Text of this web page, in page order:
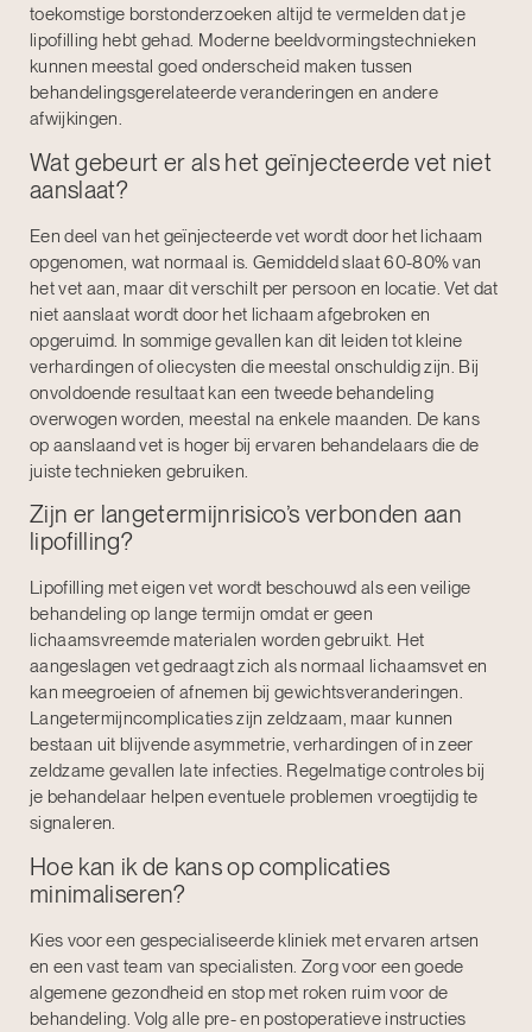
toekomstige borstonderzoeken altijd te vermelden dat je
lipofilling hebt gehad. Moderne beeldvormingstechnieken
kunnen meestal goed onderscheid maken tussen
behandelingsgerelateerde veranderingen en andere
afwijkingen.
Wat gebeurt er als het geïnjecteerde vet niet
aanslaat?
Een deel van het geïnjecteerde vet wordt door het lichaam
opgenomen, wat normaal is. Gemiddeld slaat 60-80% van
het vet aan, maar dit verschilt per persoon en locatie. Vet dat
niet aanslaat wordt door het lichaam afgebroken en
opgeruimd. In sommige gevallen kan dit leiden tot kleine
verhardingen of oliecysten die meestal onschuldig zijn. Bij
onvoldoende resultaat kan een tweede behandeling
overwogen worden, meestal na enkele maanden. De kans
op aanslaand vet is hoger bij ervaren behandelaars die de
juiste technieken gebruiken.
Zijn er langetermijnrisico’s verbonden aan
lipofilling?
Lipofilling met eigen vet wordt beschouwd als een veilige
behandeling op lange termijn omdat er geen
lichaamsvreemde materialen worden gebruikt. Het
aangeslagen vet gedraagt zich als normaal lichaamsvet en
kan meegroeien of afnemen bij gewichtsveranderingen.
Langetermijncomplicaties zijn zeldzaam, maar kunnen
bestaan uit blijvende asymmetrie, verhardingen of in zeer
zeldzame gevallen late infecties. Regelmatige controles bij
je behandelaar helpen eventuele problemen vroegtijdig te
signaleren.
Hoe kan ik de kans op complicaties
minimaliseren?
Kies voor een gespecialiseerde kliniek met ervaren artsen
en een vast team van specialisten. Zorg voor een goede
algemene gezondheid en stop met roken ruim voor de
behandeling. Volg alle pre- en postoperatieve instructies